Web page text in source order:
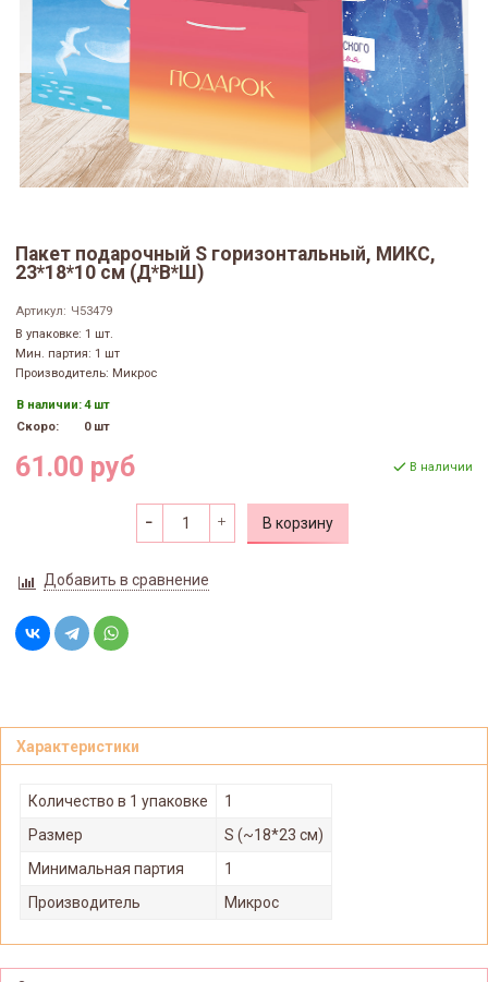
Пакет подарочный S горизонтальный, МИКС,
23*18*10 см (Д*В*Ш)
Артикул: Ч53479
В упаковке: 1 шт.
Мин. партия: 1 шт
Производитель: Микрос
В наличии:4 шт
Скоро:
0 шт
61.00 руб В наличии
В корзину
Добавить в сравнение
Характеристики
Количество в 1 упаковке
1
Размер
S (~18*23 см)
Минимальная партия
1
Производитель
Микрос